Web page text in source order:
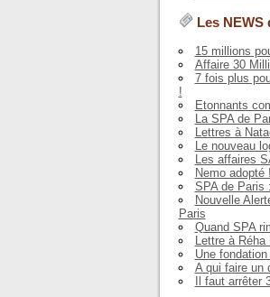
Les NEWS
15 millions
Affaire 30
7 fois plus
!
Etonnants
La SPA de
Lettres à
Le nouveau
Les affaires
Nemo adopté
SPA de Paris
Nouvelle
Paris
Quand SPA
Lettre à Réha
Une
A qui faire un
Il faut arrêter